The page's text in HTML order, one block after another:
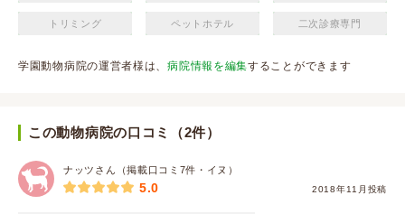
トリミング ペットホテル 二次診療専門
学園動物病院の運営者様は、病院情報を編集することができます
この動物病院の口コミ（2件）
ナッツさん（掲載口コミ7件・イヌ）
2018年11月投稿
5.0